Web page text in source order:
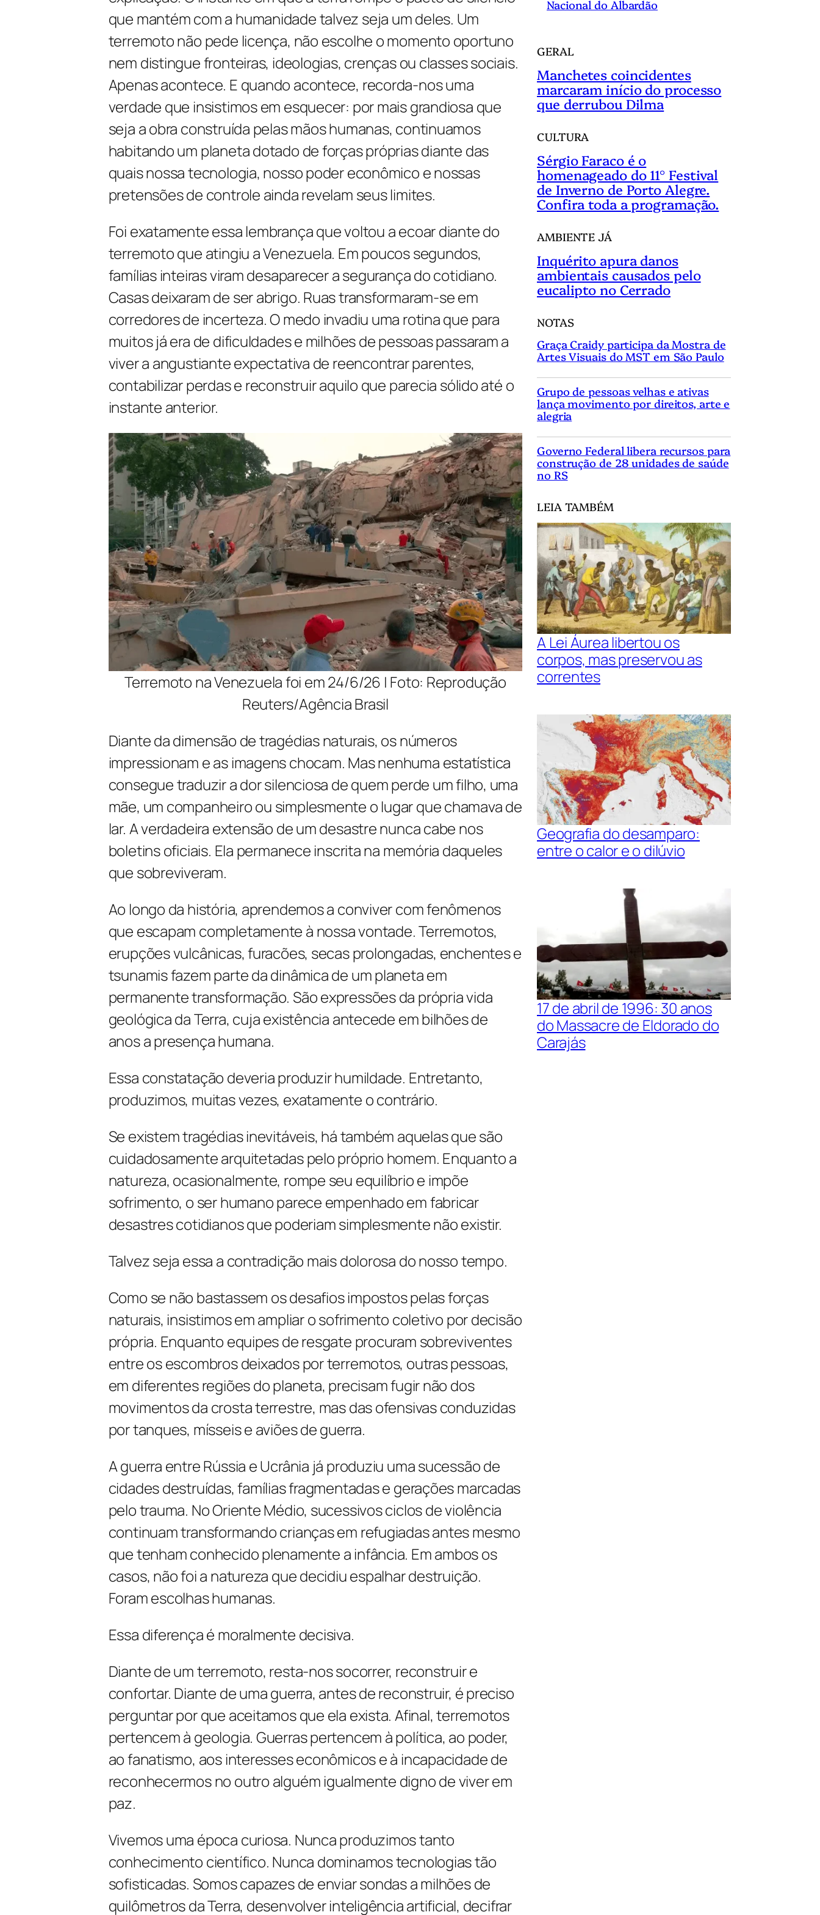
que mantém com a humanidade talvez seja um deles. Um
terremoto não pede licença, não escolhe o momento oportuno
nem distingue fronteiras, ideologias, crenças ou classes sociais.
Apenas acontece. E quando acontece, recorda-nos uma
verdade que insistimos em esquecer: por mais grandiosa que
seja a obra construída pelas mãos humanas, continuamos
habitando um planeta dotado de forças próprias diante das
quais nossa tecnologia, nosso poder econômico e nossas
pretensões de controle ainda revelam seus limites.
Foi exatamente essa lembrança que voltou a ecoar diante do
terremoto que atingiu a Venezuela. Em poucos segundos,
famílias inteiras viram desaparecer a segurança do cotidiano.
Casas deixaram de ser abrigo. Ruas transformaram-se em
corredores de incerteza. O medo invadiu uma rotina que para
muitos já era de dificuldades e milhões de pessoas passaram a
viver a angustiante expectativa de reencontrar parentes,
contabilizar perdas e reconstruir aquilo que parecia sólido até o
instante anterior.
Terremoto na Venezuela foi em 24/6/26 | Foto: Reprodução
Reuters/Agência Brasil
Diante da dimensão de tragédias naturais, os números
impressionam e as imagens chocam. Mas nenhuma estatística
consegue traduzir a dor silenciosa de quem perde um filho, uma
mãe, um companheiro ou simplesmente o lugar que chamava de
lar. A verdadeira extensão de um desastre nunca cabe nos
boletins oficiais. Ela permanece inscrita na memória daqueles
que sobreviveram.
Ao longo da história, aprendemos a conviver com fenômenos
que escapam completamente à nossa vontade. Terremotos,
erupções vulcânicas, furacões, secas prolongadas, enchentes e
tsunamis fazem parte da dinâmica de um planeta em
permanente transformação. São expressões da própria vida
geológica da Terra, cuja existência antecede em bilhões de
anos a presença humana.
Essa constatação deveria produzir humildade. Entretanto,
produzimos, muitas vezes, exatamente o contrário.
Se existem tragédias inevitáveis, há também aquelas que são
cuidadosamente arquitetadas pelo próprio homem. Enquanto a
natureza, ocasionalmente, rompe seu equilíbrio e impõe
sofrimento, o ser humano parece empenhado em fabricar
desastres cotidianos que poderiam simplesmente não existir.
Talvez seja essa a contradição mais dolorosa do nosso tempo.
Como se não bastassem os desafios impostos pelas forças
naturais, insistimos em ampliar o sofrimento coletivo por decisão
própria. Enquanto equipes de resgate procuram sobreviventes
entre os escombros deixados por terremotos, outras pessoas,
em diferentes regiões do planeta, precisam fugir não dos
movimentos da crosta terrestre, mas das ofensivas conduzidas
por tanques, mísseis e aviões de guerra.
A guerra entre Rússia e Ucrânia já produziu uma sucessão de
cidades destruídas, famílias fragmentadas e gerações marcadas
pelo trauma. No Oriente Médio, sucessivos ciclos de violência
continuam transformando crianças em refugiadas antes mesmo
que tenham conhecido plenamente a infância. Em ambos os
casos, não foi a natureza que decidiu espalhar destruição.
Foram escolhas humanas.
Essa diferença é moralmente decisiva.
Diante de um terremoto, resta-nos socorrer, reconstruir e
confortar. Diante de uma guerra, antes de reconstruir, é preciso
perguntar por que aceitamos que ela exista. Afinal, terremotos
pertencem à geologia. Guerras pertencem à política, ao poder,
ao fanatismo, aos interesses econômicos e à incapacidade de
reconhecermos no outro alguém igualmente digno de viver em
paz.
Vivemos uma época curiosa. Nunca produzimos tanto
conhecimento científico. Nunca dominamos tecnologias tão
sofisticadas. Somos capazes de enviar sondas a milhões de
quilômetros da Terra, desenvolver inteligência artificial, decifrar
Nacional do Albardão
GERAL
Manchetes coincidentes
marcaram início do processo
que derrubou Dilma
CULTURA
Sérgio Faraco é o
homenageado do 11° Festival
de Inverno de Porto Alegre.
Confira toda a programação.
AMBIENTE JÁ
Inquérito apura danos
ambientais causados pelo
eucalipto no Cerrado
NOTAS
Graça Craidy participa da Mostra de
Artes Visuais do MST em São Paulo
Grupo de pessoas velhas e ativas
lança movimento por direitos, arte e
alegria
Governo Federal libera recursos para
construção de 28 unidades de saúde
no RS
LEIA TAMBÉM
A Lei Áurea libertou os
corpos, mas preservou as
correntes
Geografia do desamparo:
entre o calor e o dilúvio
17 de abril de 1996: 30 anos
do Massacre de Eldorado do
Carajás